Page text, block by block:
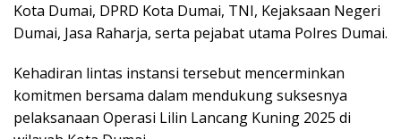
Kota Dumai, DPRD Kota Dumai, TNI, Kejaksaan Negeri
Dumai, Jasa Raharja, serta pejabat utama Polres Dumai.
Kehadiran lintas instansi tersebut mencerminkan
komitmen bersama dalam mendukung suksesnya
pelaksanaan Operasi Lilin Lancang Kuning 2025 di